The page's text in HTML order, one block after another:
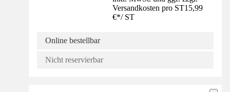
Versandkosten pro ST15,99
€*/ ST
Online bestellbar
Nicht reservierbar